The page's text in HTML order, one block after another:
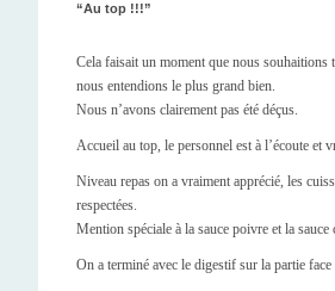
Au top !!!
Cela faisait un moment que nous souhaitions
nous entendions le plus grand bien.
Nous n’avons clairement pas été déçus.
Accueil au top, le personnel est à l’écoute et
Niveau repas on a vraiment apprécié, les
respectées.
Mention spéciale à la sauce poivre et la sauce
On a terminé avec le digestif sur la partie face